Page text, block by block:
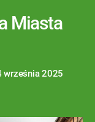
Miasta
września 2025